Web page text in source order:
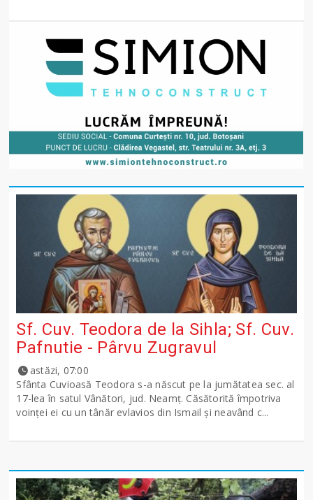
Sf. Cuv. Teodora de la Sihla; Sf. Cuv.
Pafnutie - Pârvu Zugravul
astăzi, 07:00
Sfânta Cuvioasă Teodora s-a născut pe la jumătatea sec. al
17-lea în satul Vânători, jud. Neamţ. Căsătorită împotriva
voinţei ei cu un tânăr evlavios din Ismail şi neavând c...